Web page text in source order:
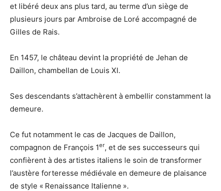
et libéré deux ans plus tard, au terme d’un siège de
plusieurs jours par Ambroise de Loré accompagné de
Gilles de Rais.
En 1457, le château devint la propriété de Jehan de
Daillon, chambellan de Louis XI.
Ses descendants s’attachèrent à embellir constamment la
demeure.
Ce fut notamment le cas de Jacques de Daillon,
compagnon de François 1er, et de ses successeurs qui
confièrent à des artistes italiens le soin de transformer
l’austère forteresse médiévale en demeure de plaisance
de style « Renaissance Italienne ».